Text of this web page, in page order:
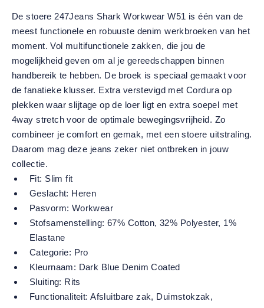
De stoere 247Jeans Shark Workwear W51 is één van de
meest functionele en robuuste denim werkbroeken van het
moment. Vol multifunctionele zakken, die jou de
mogelijkheid geven om al je gereedschappen binnen
handbereik te hebben. De broek is speciaal gemaakt voor
de fanatieke klusser. Extra verstevigd met Cordura op
plekken waar slijtage op de loer ligt en extra soepel met
4way stretch voor de optimale bewegingsvrijheid. Zo
combineer je comfort en gemak, met een stoere uitstraling.
Daarom mag deze jeans zeker niet ontbreken in jouw
collectie.
Fit: Slim fit
Geslacht: Heren
Pasvorm: Workwear
Stofsamenstelling: 67% Cotton, 32% Polyester, 1%
Elastane
Categorie: Pro
Kleurnaam: Dark Blue Denim Coated
Sluiting: Rits
Functionaliteit:Afsluitbare zak, Duimstokzak,